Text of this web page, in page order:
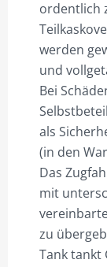
ordentlich
werden
und
Bei
als
(in den
Das
mit
zu
Tank tankt